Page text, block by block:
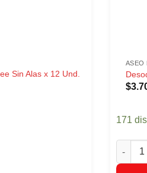
Sin Alas x 12 Und.
Sin Alas x 12 Und. (Pague 7 Lleve
ASEO
$
171